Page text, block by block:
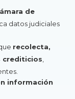
de
datos judiciales
recolecta,
crediticios
información